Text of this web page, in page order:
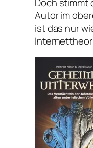
Autor im
ist das nur